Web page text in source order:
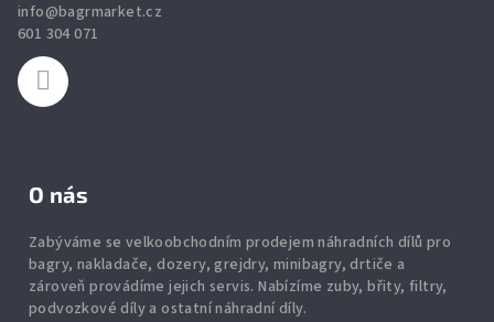
info@bagrmarket.cz
601 304 071
O nás
Zabýváme se velkoobchodním prodejem náhradních dílů pro
bagry, nakladače, dozery, grejdry, minibagry, drtiče a
zároveň provádíme jejich servis. Nabízíme zuby,břity,filtry,
podvozkové díly a ostatní náhradní díly.